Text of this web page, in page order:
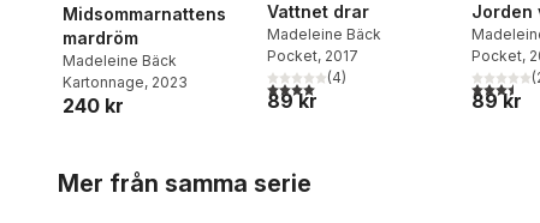
Midsommarnattens
mardröm
Madeleine Bäck
Kartonnage, 2023
240 kr
Vattnet drar
Madeleine Bäck
Pocket, 2017
4,0utav 5 stjärnor. Totalt antal röster:
(4)
89 kr
Jorden
Pocket,
3,5utav 5(
89 kr
Mer från samma serie